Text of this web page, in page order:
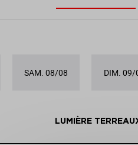
SAM. 08/08 DIM. 09/
LUMIÈRE